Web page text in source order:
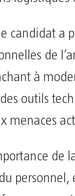
candidat a
de
à
outils
menaces
personnel,